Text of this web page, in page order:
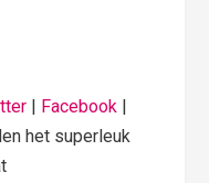
Facebook
het superleuk